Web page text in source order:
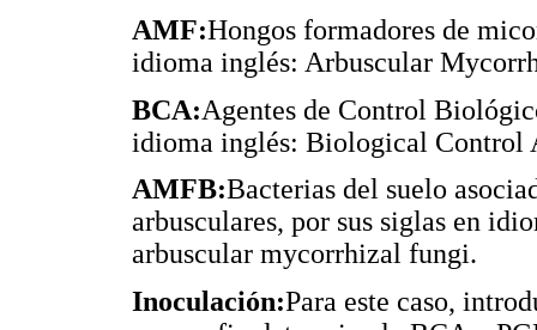
AMF:Hongos formadores de
idioma inglés: Arbuscular
BCA:Agentes de Control
idioma inglés: Biological Control
AMFB:Bacterias del suelo
arbusculares, por sus siglas en
arbuscular mycorrhizal fungi.
Inoculación:Para este caso,